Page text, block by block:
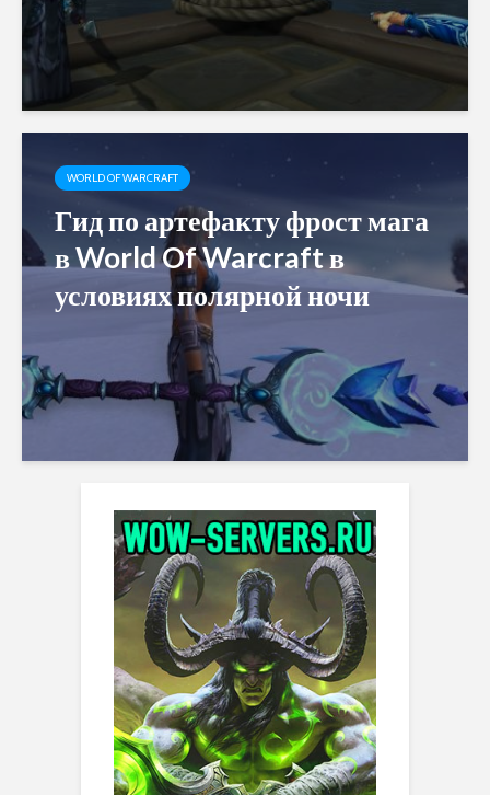
WORLD OF WARCRAFT
Гид по артефакту фрост мага
в World Of Warcraft в
условиях полярной ночи